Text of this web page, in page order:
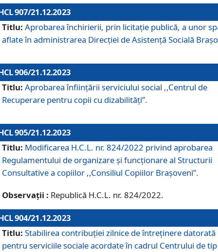
907/21.12.2023
Titlu: Aprobarea închirierii, prin licitație publică, a unor
aflate în administrarea Direcției de Asistență Socială
906/21.12.2023
Titlu: Aprobarea înființării serviciului social ,,Centrul de
Recuperare pentru copii cu dizabilități”.
905/21.12.2023
Titlu: Modificarea H.C.L. nr. 824/2022 privind aprobarea
Regulamentului de organizare şi funcţionare al Structurii
Consultative a copiilor ,,Consiliul Copiilor Braşoveni”.
Observații : Republică H.C.L. nr. 824/2022.
904/21.12.2023
Titlu: Stabilirea contribuţiei zilnice de întreținere datorată
pentru serviciile sociale acordate în cadrul Centrului de tip